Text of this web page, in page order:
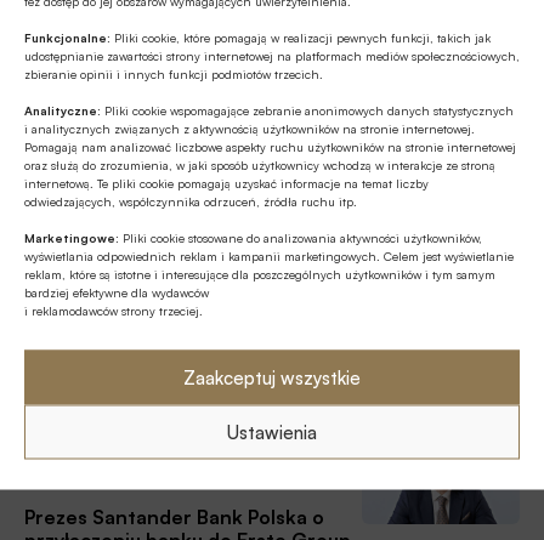
Funkcjonalne: Pliki cookie, które pomagają w realizacji pewnych funkcji, takich jak
udostępnianie zawartości strony internetowej na platformach mediów społecznościowych,
zbieranie opinii i innych funkcji podmiotów trzecich.
Analityczne: Pliki cookie wspomagające zebranie anonimowych danych statystycznych
i analitycznych związanych z aktywnością użytkowników na stronie internetowej.
Pomagają nam analizować liczbowe aspekty ruchu użytkowników na stronie internetowej
oraz służą do zrozumienia, w jaki sposób użytkownicy wchodzą w interakcje ze stroną
internetową. Te pliki cookie pomagają uzyskać informacje na temat liczby
odwiedzających, współczynnika odrzuceń, źródła ruchu itp.
Marketingowe: Pliki cookie stosowane do analizowania aktywności użytkowników,
wyświetlania odpowiednich reklam i kampanii marketingowych. Celem jest wyświetlanie
reklam, które są istotne i interesujące dla poszczególnych użytkowników i tym samym
bardziej efektywne dla wydawców
i reklamodawców strony trzeciej.
Zaakceptuj wszystkie
Ustawienia
Dwukrotnie wyższy zysk netto
Santander Bank Polska w IV kw. 2025 r/r
Zysk netto grupy Santander Bank Polska przypadający
akcjonariuszom jednostki dominującej w IV kwartale 2025 r.
wzrósł do 1.838,4 mln zł z 913,4 mln zł rok wcześniej –
poinformował bank we wstępnych wynikach. Zysk okazał się
14,2 proc. powyżej oczekiwań analityków, którzy
prognozowali, że wyniesie on 1.609,5 mln zł.
POLSTR News
30.01.2026 11:35
Pierwsza transakcja z POLSTR na
instrumentach pochodnych
W ostatnich dniach stycznia 2026 roku została
przeprowadzona pierwsza w Polsce transakcja na
instrumentach pochodnych powiązania z nowym
wskaźnikiem referencyjnym POLSTR, dowiedzieliśmy się od
Prezes Santander Bank Polska o